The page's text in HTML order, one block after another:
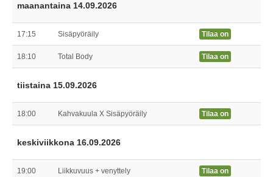
maanantaina 14.09.2026
17:15 Sisäpyöräily Tilaa on
18:10 Total Body Tilaa on
tiistaina 15.09.2026
18:00 Kahvakuula X Sisäpyöräily Tilaa on
keskiviikkona 16.09.2026
19:00 Liikkuvuus + venyttely Tilaa on